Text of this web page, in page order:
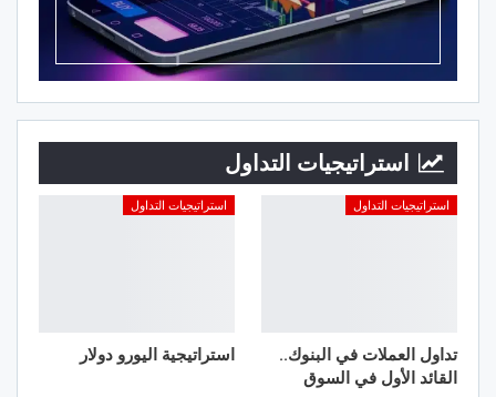
استراتيجيات التداول
استراتيجيات التداول
تداول العملات في البنوك..
القائد الأول في السوق
استراتيجيات التداول
استراتيجية اليورو دولار